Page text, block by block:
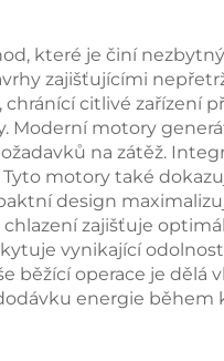
které je činí
zajišťujícími
citlivé zařízení
Moderní motory
na zátěž.
motory také
design
zajišťuje
vynikající
běžící operace je
energie během